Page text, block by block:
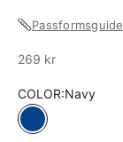
Passformsguide
Sale
269 kr
COLOR:Navy
Navy